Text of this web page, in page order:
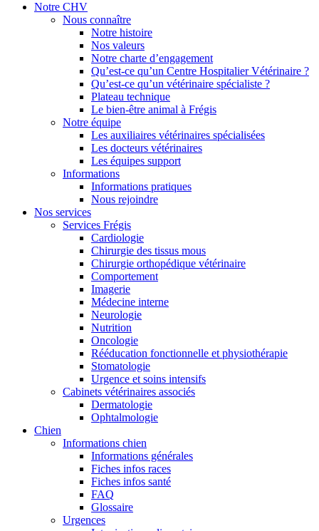
Notre CHV
Nous connaître
Notre histoire
Nos valeurs
Notre charte d’engagement
Qu’est-ce qu’un Centre Hospitalier Vétérinaire ?
Qu’est-ce qu’un vétérinaire spécialiste ?
Plateau technique
Le bien-être animal à Frégis
Notre équipe
Les auxiliaires vétérinaires spécialisées
Les docteurs vétérinaires
Les équipes support
Informations
Informations pratiques
Nous rejoindre
Nos services
Services Frégis
Cardiologie
Chirurgie des tissus mous
Chirurgie orthopédique vétérinaire
Comportement
Imagerie
Médecine interne
Neurologie
Nutrition
Oncologie
Rééducation fonctionnelle et physiothérapie
Stomatologie
Urgence et soins intensifs
Cabinets vétérinaires associés
Dermatologie
Ophtalmologie
Chien
Informations chien
Informations générales
Fiches infos races
Fiches infos santé
FAQ
Glossaire
Urgences